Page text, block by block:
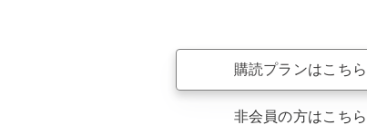
購読プランはこちら
非会員の方はこちら